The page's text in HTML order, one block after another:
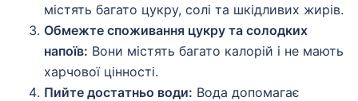
містять багато цукру, солі та шкідливих жирів.
Обмежте споживання цукру та солодких
напоїв: Вони містять багато калорій і не мають
харчової цінності.
Пийте достатньо води: Вода допомагає